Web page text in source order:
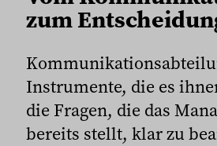
zum
Instrumente, die es
die Fragen, die das
bereits stellt, klar zu